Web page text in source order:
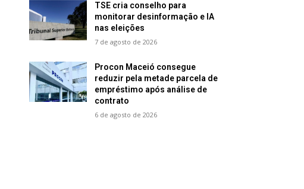
TSE cria conselho para
monitorar desinformação e IA
nas eleições
7 de agosto de 2026
Procon Maceió consegue
reduzir pela metade parcela de
empréstimo após análise de
contrato
6 de agosto de 2026